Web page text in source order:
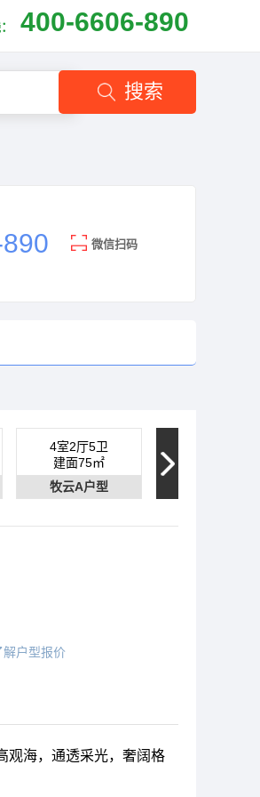
400-6606-890
搜索
微信扫码
4室2厅5卫
建面75㎡
牧云A户型
解户型报价
观海，通透采光，奢阔格